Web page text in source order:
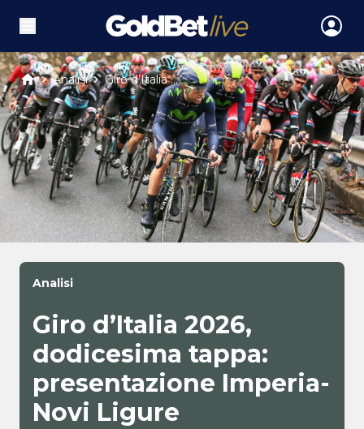
Analisi Giro d’Italia ...
Analisi
Giro d’Italia 2026,
dodicesima tappa:
presentazione Imperia-
Novi Ligure